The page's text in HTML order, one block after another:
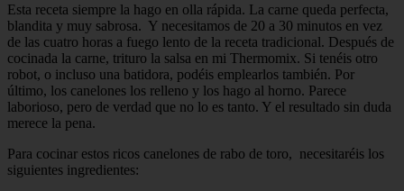
Esta receta siempre la hago en olla rápida. La carne queda perfecta,
blandita y muy sabrosa. Y necesitamos de 20 a 30 minutos en vez
de las cuatro horas a fuego lento de la receta tradicional. Después de
cocinada la carne, trituro la salsa en mi Thermomix. Si tenéis otro
robot, o incluso una batidora, podéis emplearlos también. Por
último, los canelones los relleno y los hago al horno. Parece
laborioso, pero de verdad que no lo es tanto. Y el resultado sin duda
merece la pena.
Para cocinar estos ricos canelones de rabo de toro, necesitaréis los
siguientes ingredientes: